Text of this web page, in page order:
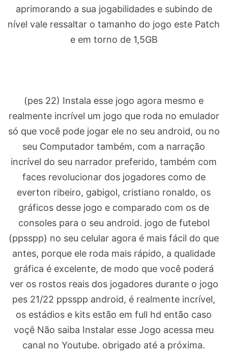
aprimorando a sua jogabilidades e subindo de
nível vale ressaltar o tamanho do jogo este Patch
e em torno de 1,5GB
(pes 22) Instala esse jogo agora mesmo e
realmente incrível um jogo que roda no emulador
só que você pode jogar ele no seu android, ou no
seu Computador também, com a narração
incrível do seu narrador preferido, também com
faces revolucionar dos jogadores como de
everton ribeiro, gabigol, cristiano ronaldo, os
gráficos desse jogo e comparado com os de
consoles para o seu android. jogo de futebol
(ppsspp) no seu celular agora é mais fácil do que
antes, porque ele roda mais rápido, a qualidade
gráfica é excelente, de modo que você poderá
ver os rostos reais dos jogadores durante o jogo
pes 21/22 ppsspp android, é realmente incrível,
os estádios e kits estão em full hd então caso
voçê Não saiba Instalar esse Jogo acessa meu
canal no Youtube. obrigado até a próxima.